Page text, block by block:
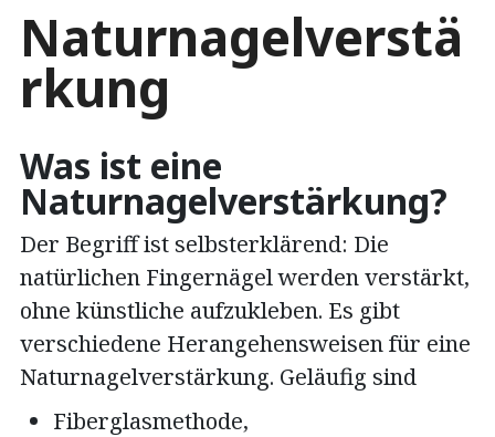
Naturnagelverstä
rkung
Was ist eine
Naturnagelverstärkung?
Der Begriff ist selbsterklärend: Die
natürlichen Fingernägel werden verstärkt,
ohne künstliche aufzukleben. Es gibt
verschiedene Herangehensweisen für eine
Naturnagelverstärkung. Geläufig sind
Fiberglasmethode,